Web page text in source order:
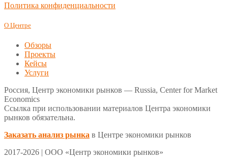
Политика конфиденциальности
О Центре
Обзоры
Проекты
Кейсы
Услуги
Россия, Центр экономики рынков — Russia, Center for Market
Economics
Ссылка при использовании материалов Центра экономики
рынков обязательна.
Заказать анализ рынка в Центре экономики рынков
2017-2026 | ООО «Центр экономики рынков»